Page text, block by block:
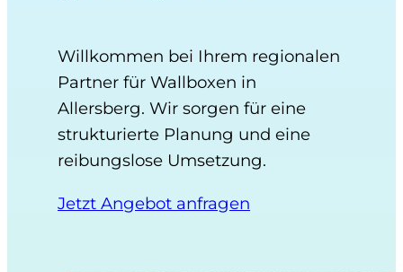
Willkommen bei Ihrem regionalen
Partner für Wallboxen in
Allersberg. Wir sorgen für eine
strukturierte Planung und eine
reibungslose Umsetzung.
Jetzt Angebot anfragen